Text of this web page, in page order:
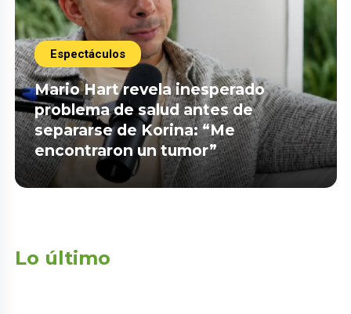
Espectáculos
Mario Hart revela inesperado
problema de salud antes de
separarse de Korina: “Me
encontraron un tumor”
Lo último